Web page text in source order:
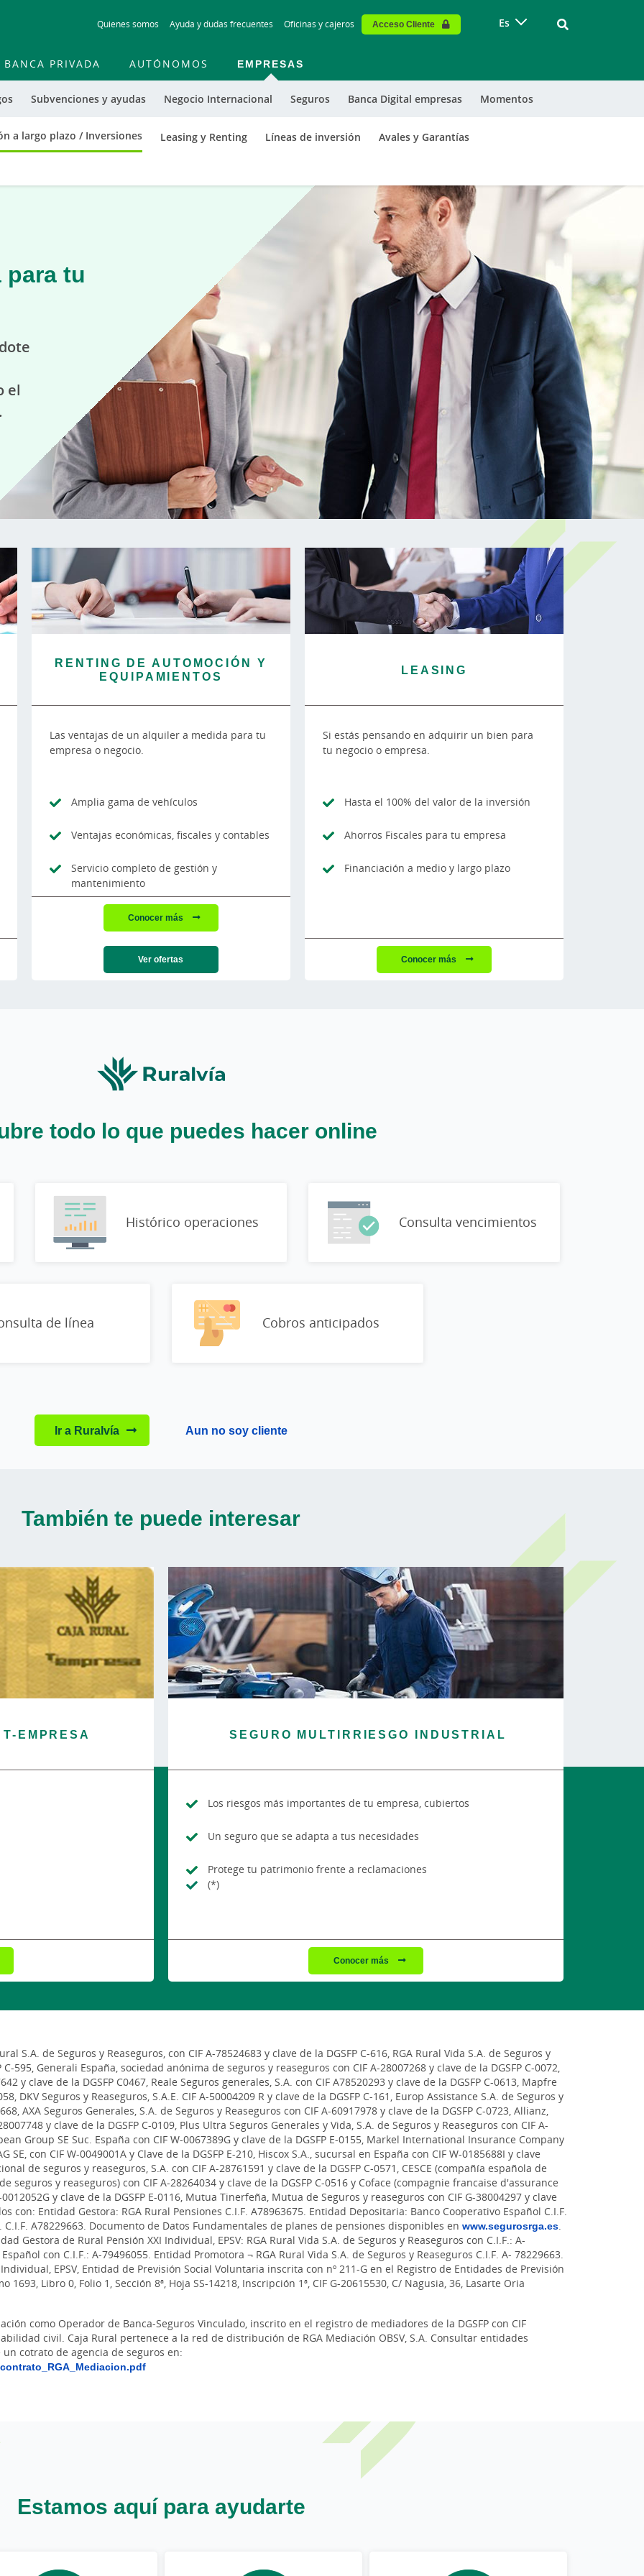
to
contentt
Quienes somos Ayuda y dudas frecuentes Oficinas y cajeros Acceso Cliente Es Vinculo -
BANCA PRIVADA AUTÓNOMOS EMPRESAS
a largo plazo / Inversiones Leasing y Renting Líneas de inversión Avales y Garantías
Subvenciones y ayudas Negocio Internacional Seguros Banca Digital empresas Momentos
tu
el
RENTING DE AUTOMOCIÓN Y
EQUIPAMIENTOS
Las ventajas de un alquiler a medida para tu
empresa o negocio.
Amplia gama de vehículos
Ventajas económicas, fiscales y contables
Servicio completo de gestión y
mantenimiento
Conocer más
Ver ofertas
LEASING
Si estás pensando en adquirir un bien para
tu negocio o empresa.
Hasta el 100% del valor de la inversión
Ahorros Fiscales para tu empresa
Financiación a medio y largo plazo
Conocer más
todo lo que puedes hacer online
Histórico operaciones Consulta vencimientos
de línea Cobros anticipados
Ir a Ruralvía Aun no soy cliente
También te puede interesar
EMPRESA SEGURO MULTIRRIESGO INDUSTRIAL
Los riesgos más importantes de tu empresa, cubiertos
Un seguro que se adapta a tus necesidades
Protege tu patrimonio frente a reclamaciones
(*)
Conocer más
S.A. de Seguros y Reaseguros, con CIF A-78524683 y clave de la DGSFP C-616, RGA Rural Vida S.A. de Seguros y
C-595, Generali España, sociedad anónima de seguros y reaseguros con CIF A-28007268 y clave de la DGSFP C-0072,
y clave de la DGSFP C0467, Reale Seguros generales, S.A. con CIF A78520293 y clave de la DGSFP C-0613, Mapfre
DKV Seguros y Reaseguros, S.A.E. CIF A-50004209 R y clave de la DGSFP C-161, Europ Assistance S.A. de Seguros y
AXA Seguros Generales, S.A. de Seguros y Reaseguros con CIF A-60917978 y clave de la DGSFP C-0723, Allianz,
y clave de la DGSFP C-0109, Plus Ultra Seguros Generales y Vida, S.A. de Seguros y Reaseguros con CIF A-
Group SE Suc. España con CIF W-0067389G y clave de la DGSFP E-0155, Markel International Insurance Company
SE, con CIF W-0049001A y Clave de la DGSFP E-210, Hiscox S.A., sucursal en España con CIF W-0185688I y clave
de seguros y reaseguros, S.A. con CIF A-28761591 y clave de la DGSFP C-0571, CESCE (compañía española de
seguros y reaseguros) con CIF A-28264034 y clave de la DGSFP C-0516 y Coface (compagnie francaise d'assurance
y clave de la DGSFP E-0116, Mutua Tinerfeña, Mutua de Seguros y reaseguros con CIF G-38004297 y clave
con: Entidad Gestora: RGA Rural Pensiones C.I.F. A78963675. Entidad Depositaria: Banco Cooperativo Español C.I.F.
C.I.F. A78229663. Documento de Datos Fundamentales de planes de pensiones disponibles en www.segurosrga.es.
Gestora de Rural Pensión XXI Individual, EPSV: RGA Rural Vida S.A. de Seguros y Reaseguros con C.I.F.: A-
con C.I.F.: A-79496055. Entidad Promotora ¬ RGA Rural Vida S.A. de Seguros y Reaseguros C.I.F. A- 78229663.
EPSV, Entidad de Previsión Social Voluntaria inscrita con nº 211-G en el Registro de Entidades de Previsión
Libro 0, Folio 1, Sección 8ª, Hoja SS-14218, Inscripción 1ª, CIF G-20615530, C/ Nagusia, 36, Lasarte Oria
como Operador de Banca-Seguros Vinculado, inscrito en el registro de mediadores de la DGSFP con CIF
civil. Caja Rural pertenece a la red de distribución de RGA Mediación OBSV, S.A. Consultar entidades
cotrato de agencia de seguros en:
Estamos aquí para ayudarte